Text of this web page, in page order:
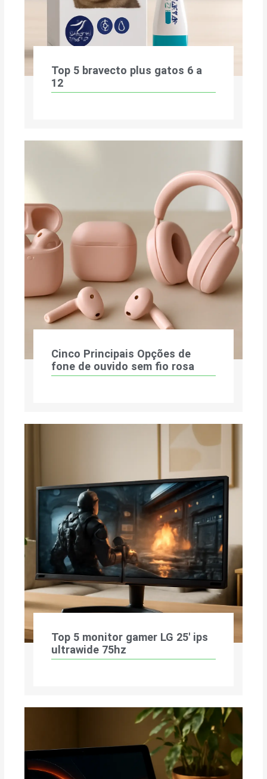
Top 5 bravecto plus gatos 6 a
12
Cinco Principais Opções de
fone de ouvido sem fio rosa
Top 5 monitor gamer LG 25′ ips
ultrawide 75hz